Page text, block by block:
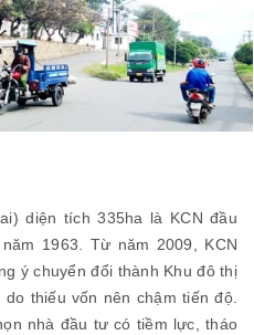
diện tích 335ha là KCN đầu
1963. Từ năm 2009, KCN
ý chuyển đổi thành Khu đô thị
thiếu vốn nên chậm tiến độ.
nhà đầu tư có tiềm lực, tháo